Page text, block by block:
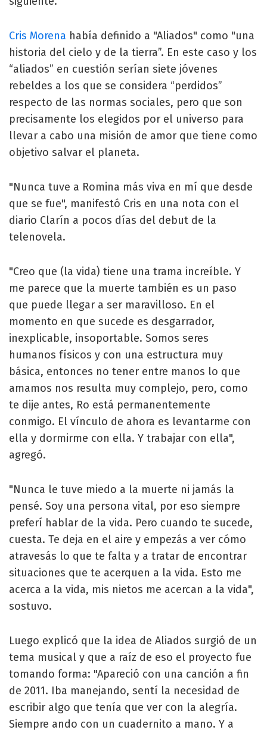
Cris Morena había definido a "Aliados" como "una
historia del cielo y de la tierra”. En este caso y los
“aliados” en cuestión serían siete jóvenes
rebeldes a los que se considera “perdidos”
respecto de las normas sociales, pero que son
precisamente los elegidos por el universo para
llevar a cabo una misión de amor que tiene como
objetivo salvar el planeta.
"Nunca tuve a Romina más viva en mí que desde
que se fue", manifestó Cris en una nota con el
diario Clarín a pocos días del debut de la
telenovela.
"Creo que (la vida) tiene una trama increíble. Y
me parece que la muerte también es un paso
que puede llegar a ser maravilloso. En el
momento en que sucede es desgarrador,
inexplicable, insoportable. Somos seres
humanos físicos y con una estructura muy
básica, entonces no tener entre manos lo que
amamos nos resulta muy complejo, pero, como
te dije antes, Ro está permanentemente
conmigo. El vínculo de ahora es levantarme con
ella y dormirme con ella. Y trabajar con ella",
agregó.
"Nunca le tuve miedo a la muerte ni jamás la
pensé. Soy una persona vital, por eso siempre
preferí hablar de la vida. Pero cuando te sucede,
cuesta. Te deja en el aire y empezás a ver cómo
atravesás lo que te falta y a tratar de encontrar
situaciones que te acerquen a la vida. Esto me
acerca a la vida, mis nietos me acercan a la vida",
sostuvo.
Luego explicó que la idea de Aliados surgió de un
tema musical y que a raíz de eso el proyecto fue
tomando forma: "Apareció con una canción a fin
de 2011. Iba manejando, sentí la necesidad de
escribir algo que tenía que ver con la alegría.
Siempre ando con un cuadernito a mano. Y a